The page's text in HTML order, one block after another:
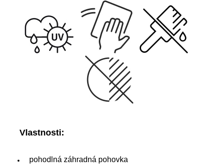
Vlastnosti:
pohodlná záhradná pohovka